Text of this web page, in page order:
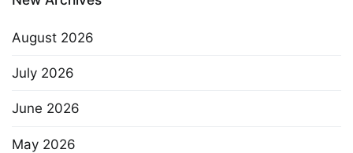
August 2026
July 2026
June 2026
May 2026